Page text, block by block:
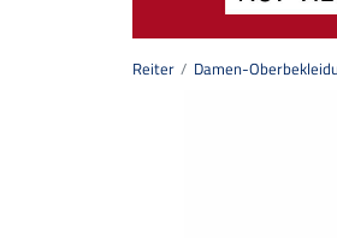
Reiter Damen-